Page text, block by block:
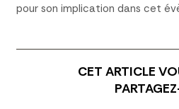
pour son implication dans cet
CET ARTICLE